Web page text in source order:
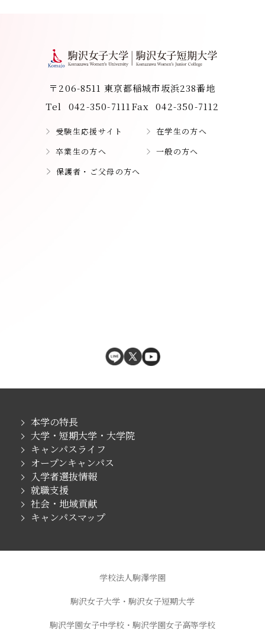
〒206-8511 東京都稲城市坂浜238番地
Tel
042-350-7111 Fax 042-350-7112
受験生応援サイト
在学生の方へ
卒業生の方へ
一般の方へ
保護者・ご父母の方へ
本学の特長
大学・短期大学・大学院
キャンパスライフ
オープンキャンパス
入学者選抜情報
就職支援
社会・地域貢献
キャンパスマップ
学校法人駒澤学園
駒沢女子大学・駒沢女子短期大学
駒沢学園女子中学校・駒沢学園女子高等学校